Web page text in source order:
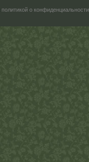
политикой о конфиденциальности